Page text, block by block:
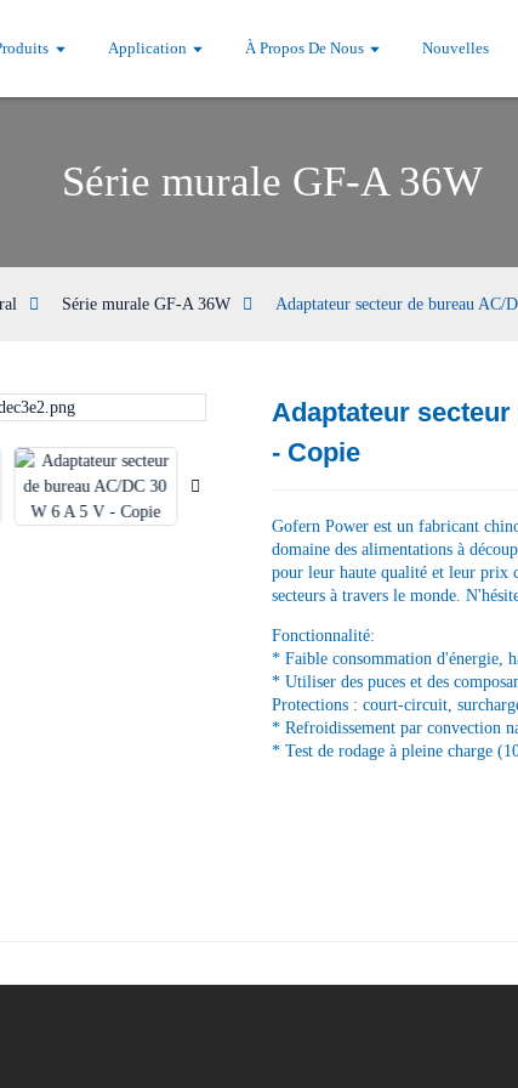
Application À Propos De Nous Nouvelles
Série murale GF-A 36W
Série murale GF-A 36W Adaptateur secteur de bureau
Adaptateur secteur
- Copie
Gofern Power est un fabricant
domaine des alimentations à
pour leur haute qualité et leur prix
secteurs à travers le monde.
Fonctionnalité:
* Faible consommation d'énergie,
* Utiliser des puces et des
Protections : court-circuit,
* Refroidissement par convection
* Test de rodage à pleine charge